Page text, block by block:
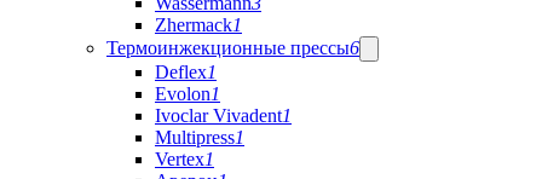
Zhermack1
Термоинжекционные прессы6
Deflex1
Evolon1
Ivoclar Vivadent1
Multipress1
Vertex1